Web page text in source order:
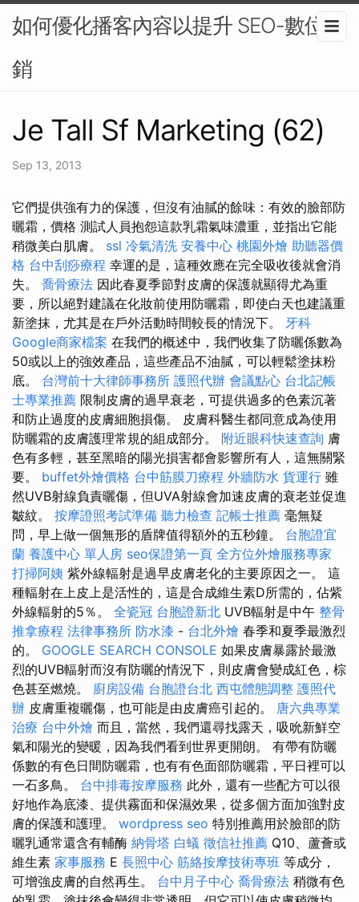
如何優化播客內容以提升 SEO-數位行
銷
Je Tall Sf Marketing (62)
Sep 13, 2013
它們提供強有力的保護，但沒有油膩的餘味：有效的臉部防
曬霜，價格 測試人員抱怨這款乳霜氣味濃重，並指出它能
稍微美白肌膚。 ssl 冷氣清洗 安養中心 桃園外燴 助聽器價
格 台中刮痧療程 幸運的是，這種效應在完全吸收後就會消
失。 喬骨療法 因此春夏季節對皮膚的保護就顯得尤為重
要，所以絕對建議在化妝前使用防曬霜，即使白天也建議重
新塗抹，尤其是在戶外活動時間較長的情況下。 牙科
Google商家檔案 在我們的概述中，我們收集了防曬係數為
50或以上的強效產品，這些產品不油膩，可以輕鬆塗抹粉
底。 台灣前十大律師事務所 護照代辦 會議點心 台北記帳
士專業推薦 限制皮膚的過早衰老，可提供過多的色素沉著
和防止過度的皮膚細胞損傷。 皮膚科醫生都同意成為使用
防曬霜的皮膚護理常規的組成部分。 附近眼科快速查詢 膚
色有多輕，甚至黑暗的陽光損害都會影響所有人，這無關緊
要。 buffet外燴價格 台中筋膜刀療程 外牆防水 貨運行 雖
然UVB射線負責曬傷，但UVA射線會加速皮膚的衰老並促進
皺紋。 按摩證照考試準備 聽力檢查 記帳士推薦 毫無疑
問，早上做一個無形的盾牌值得額外的五秒鐘。 台胞證宜
蘭 養護中心 單人房 seo保證第一頁 全方位外燴服務專家
打掃阿姨 紫外線輻射是過早皮膚老化的主要原因之一。 這
種輻射在上皮上是活性的，這是合成維生素D所需的，佔紫
外線輻射的5％。 全瓷冠 台胞證新北 UVB輻射是中午 整骨
推拿療程 法律事務所 防水漆 - 台北外燴 春季和夏季最激烈
的。 GOOGLE SEARCH CONSOLE 如果皮膚暴露於最激
烈的UVB輻射而沒有防曬的情況下，則皮膚會變成紅色，棕
色甚至燃燒。 廚房設備 台胞證台北 西屯體態調整 護照代
辦 皮膚重複曬傷，也可能是由皮膚癌引起的。 唐六典專業
治療 台中外燴 而且，當然，我們還尋找露天，吸吮新鮮空
氣和陽光的變暖，因為我們看到世界更開朗。 有帶有防曬
係數的有色日間防曬霜，也有有色面部防曬霜，平日裡可以
一石多鳥。 台中排毒按摩服務 此外，還有一些配方可以很
好地作為底漆、提供霧面和保濕效果，從多個方面加強對皮
膚的保護和護理。 wordpress seo 特別推薦用於臉部的防
曬乳通常還含有輔酶 納骨塔 白蟻 徵信社推薦 Q10、蘆薈或
維生素 家事服務 E 長照中心 筋絡按摩技術專班 等成分，
可增強皮膚的自然再生。 台中月子中心 喬骨療法 稍微有色